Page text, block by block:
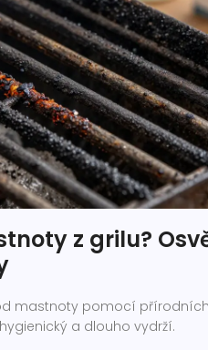
z grilu?
mastnoty pomocí
a dlouho vydrží.